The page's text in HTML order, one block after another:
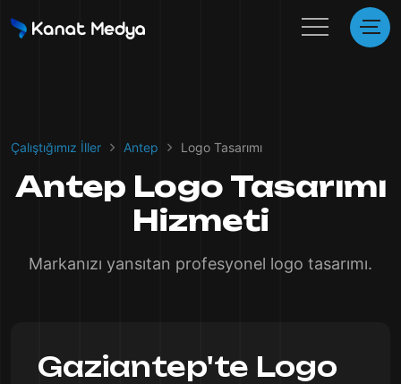
Çalıştığımız İller Antep Logo Tasarımı
Antep Logo Tasarımı
Hizmeti
Markanızı yansıtan profesyonel logo tasarımı.
Gaziantep'te Logo